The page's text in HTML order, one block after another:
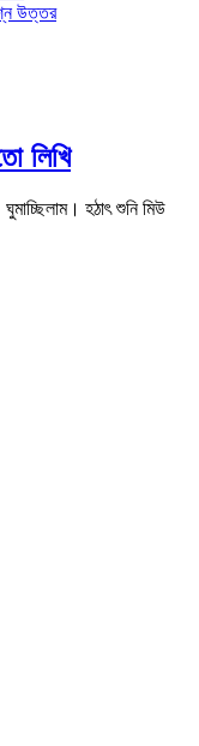
উত্তর
লিখি
হঠাৎ শুনি মিউ